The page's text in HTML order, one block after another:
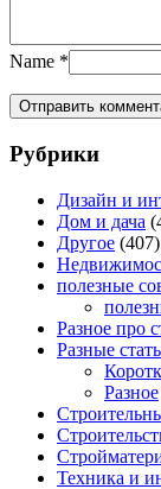
Name *
Рубрики
Дизайн и
Дом и дача
Другое (407)
полезные
Разное про
Разные
Разное
Техника и